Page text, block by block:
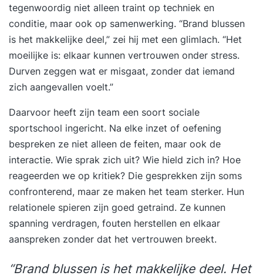
tegenwoordig niet alleen traint op techniek en
conditie, maar ook op samenwerking. “Brand blussen
is het makkelijke deel,” zei hij met een glimlach. “Het
moeilijke is: elkaar kunnen vertrouwen onder stress.
Durven zeggen wat er misgaat, zonder dat iemand
zich aangevallen voelt.”
Daarvoor heeft zijn team een soort sociale
sportschool ingericht. Na elke inzet of oefening
bespreken ze niet alleen de feiten, maar ook de
interactie. Wie sprak zich uit? Wie hield zich in? Hoe
reageerden we op kritiek? Die gesprekken zijn soms
confronterend, maar ze maken het team sterker. Hun
relationele spieren zijn goed getraind. Ze kunnen
spanning verdragen, fouten herstellen en elkaar
aanspreken zonder dat het vertrouwen breekt.
“Brand blussen is het makkelijke deel. Het